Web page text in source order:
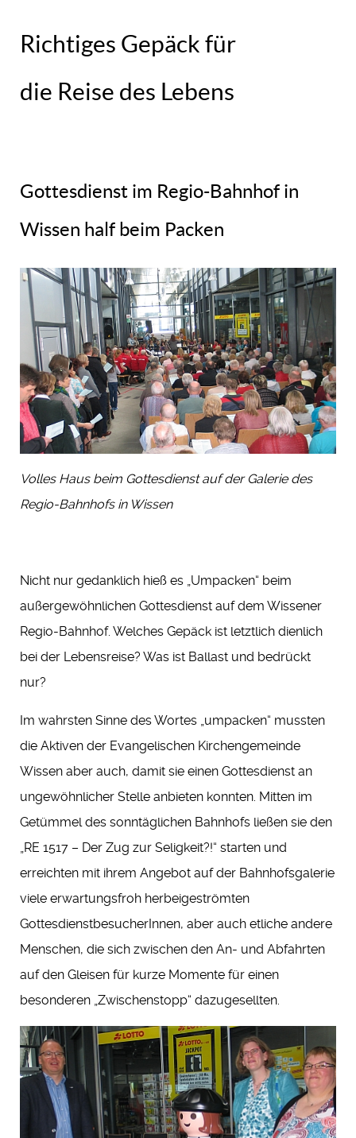
Richtiges Gepäck für
die Reise des Lebens
Gottesdienst im Regio-Bahnhof in
Wissen half beim Packen
Volles Haus beim Gottesdienst auf der Galerie des
Regio-Bahnhofs in Wissen
Nicht nur gedanklich hieß es „Umpacken“ beim
außergewöhnlichen Gottesdienst auf dem Wissener
Regio-Bahnhof. Welches Gepäck ist letztlich dienlich
bei der Lebensreise? Was ist Ballast und bedrückt
nur?
Im wahrsten Sinne des Wortes „umpacken“ mussten
die Aktiven der Evangelischen Kirchengemeinde
Wissen aber auch, damit sie einen Gottesdienst an
ungewöhnlicher Stelle anbieten konnten. Mitten im
Getümmel des sonntäglichen Bahnhofs ließen sie den
„RE 1517 – Der Zug zur Seligkeit?!“ starten und
erreichten mit ihrem Angebot auf der Bahnhofsgalerie
viele erwartungsfroh herbeigeströmten
GottesdienstbesucherInnen, aber auch etliche andere
Menschen, die sich zwischen den An- und Abfahrten
auf den Gleisen für kurze Momente für einen
besonderen „Zwischenstopp“ dazugesellten.